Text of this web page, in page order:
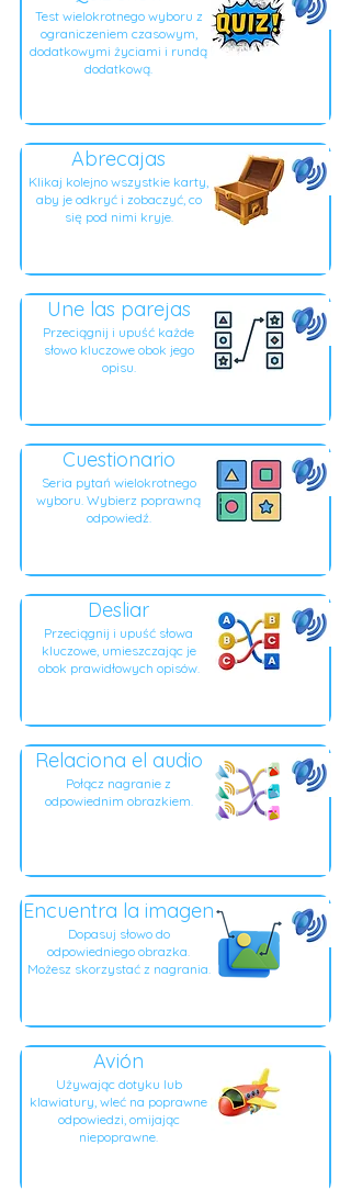
Test wielokrotnego wyboru z
ograniczeniem czasowym,
dodatkowymi życiami i rundą
dodatkową.
Abrecajas
Klikaj kolejno wszystkie karty,
aby je odkryć i zobaczyć, co
się pod nimi kryje.
Une las parejas
Przeciągnij i upuść każde
słowo kluczowe obok jego
opisu.
Cuestionario
Seria pytań wielokrotnego
wyboru. Wybierz poprawną
odpowiedź.
Desliar
Przeciągnij i upuść słowa
kluczowe, umieszczając je
obok prawidłowych opisów.
Relaciona el audio
Połącz nagranie z
odpowiednim obrazkiem.
Encuentra la imagen
Dopasuj słowo do
odpowiedniego obrazka.
Możesz skorzystać z nagrania.
Avión
Używając dotyku lub
klawiatury, wleć na poprawne
odpowiedzi, omijając
niepoprawne.